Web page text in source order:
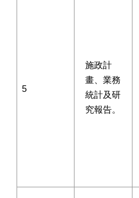
5
施政計
畫、業務
統計及研
究報告。